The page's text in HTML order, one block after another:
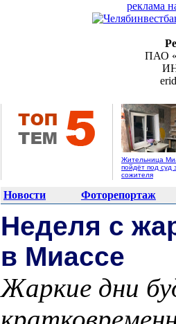
реклама
ПАО
Жительница
пойдёт под суд
сожителя
Новости Фоторепортаж
Неделя с
в Миассе
Жаркие дни